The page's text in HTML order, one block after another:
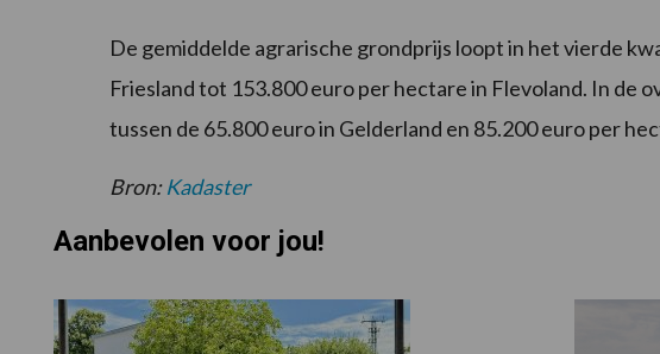
De gemiddelde agrarische grondprijs loopt in het vierde
Friesland tot 153.800 euro per hectare in Flevoland. In de
tussen de 65.800 euro in Gelderland en 85.200 euro per
Bron:Kadaster
Aanbevolen voor jou!